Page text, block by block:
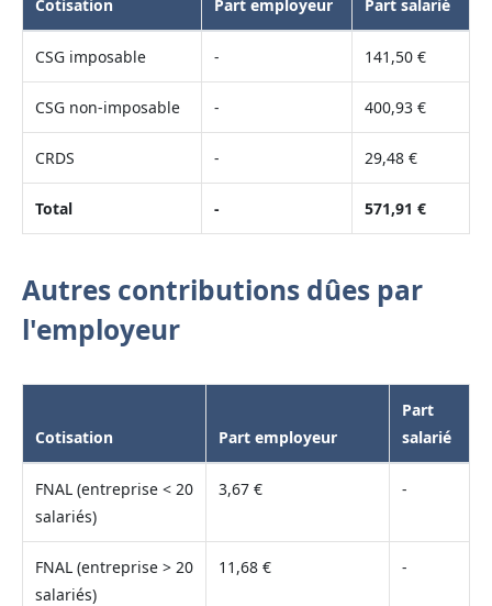
Cotisation Part employeur Part salarié
CSG imposable - 141,50 €
CSG non-imposable - 400,93 €
CRDS - 29,48 €
Total - 571,91 €
Autres contributions dûes par
l'employeur
Cotisation Part employeur
Part
salarié
FNAL (entreprise < 20
salariés)
3,67 € -
FNAL (entreprise > 20
salariés)
11,68 € -